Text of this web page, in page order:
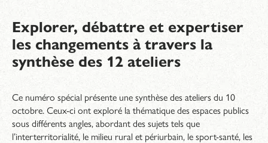
Explorer, débattre et expertiser
les changements à travers la
synthèse des 12 ateliers
Ce numéro spécial présente une synthèse des ateliers du 10
octobre. Ceux-ci ont exploré la thématique des espaces publics
sous différents angles, abordant des sujets tels que
l’interterritorialité, le milieu rural et périurbain, le sport-santé, les